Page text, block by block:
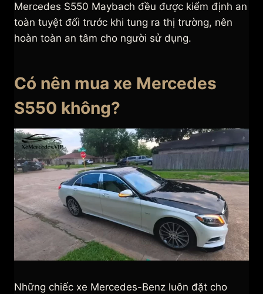
Mercedes S550 Maybach đều được kiểm định an
toàn tuyệt đối trước khi tung ra thị trường, nên
hoàn toàn an tâm cho người sử dụng.
Có nên mua xe Mercedes
S550 không?
Những chiếc xe Mercedes-Benz luôn đặt cho